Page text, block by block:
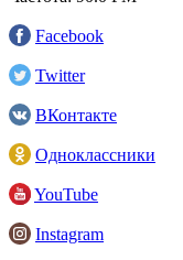
Facebook
Twitter
ВКонтакте
Одноклассники
YouTube
Instagram